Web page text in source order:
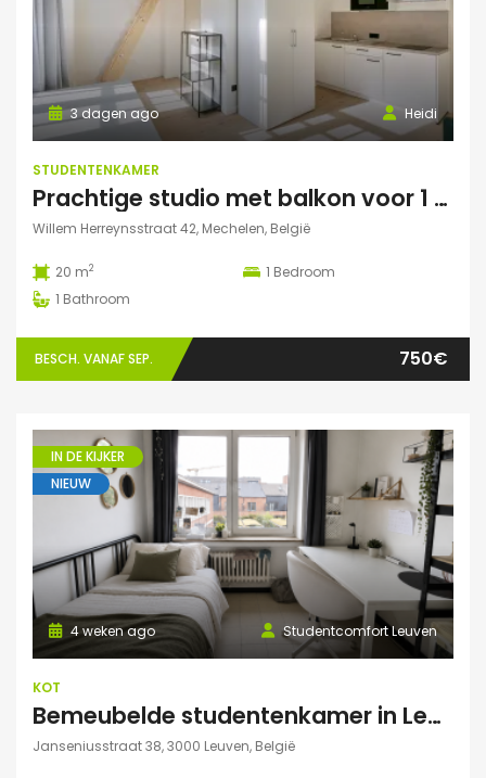
Heidi
3 dagen ago
STUDENTENKAMER
Prachtige studio met balkon voor 1 student(e)!
Willem Herreynsstraat 42, Mechelen, België
20 m2 1 Bedroom
1 Bathroom
BESCH. VANAF SEP. 750€
IN DE KIJKER
NIEUW
Studentcomfort Leuven
4 weken ago
KOT
Bemeubelde studentenkamer in Leuven – Regina Mundi
Janseniusstraat 38, 3000 Leuven, België